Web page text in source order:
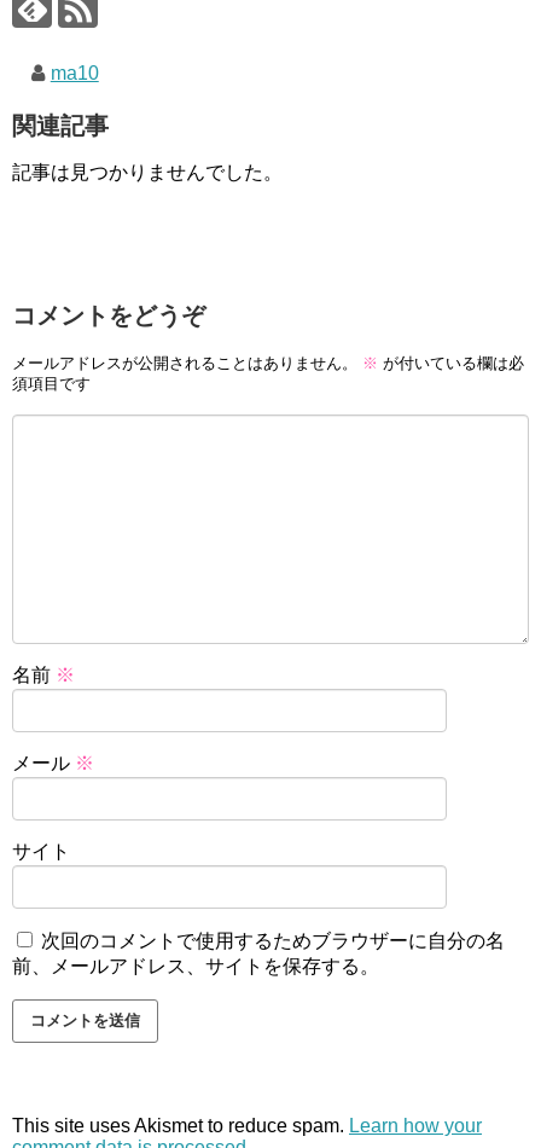
ma10
関連記事
記事は見つかりませんでした。
コメントをどうぞ
メールアドレスが公開されることはありません。 ※ が付いている欄は必
須項目です
名前 ※
メール ※
サイト
次回のコメントで使用するためブラウザーに自分の名
前、メールアドレス、サイトを保存する。
This site uses Akismet to reduce spam. Learn how your